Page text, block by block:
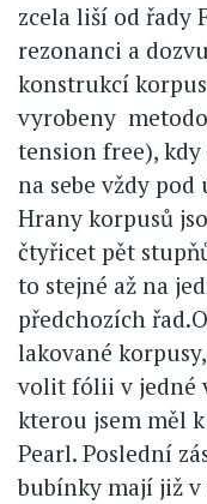
zcela liší od řady
rezonanci a
konstrukcí
vyrobeny
tension free),
na sebe vždy
Hrany korpusů
čtyřicet pět
to stejné až na
předchozích
lakované
volit fólii v jedné
kterou jsem měl
Pearl. Poslední
bubínky mají již